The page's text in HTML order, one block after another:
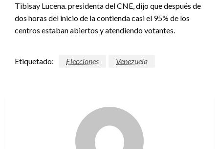
Tibisay Lucena. presidenta del CNE, dijo que después de
dos horas del inicio de la contienda casi el 95% de los
centros estaban abiertos y atendiendo votantes.
Etiquetado: Elecciones Venezuela